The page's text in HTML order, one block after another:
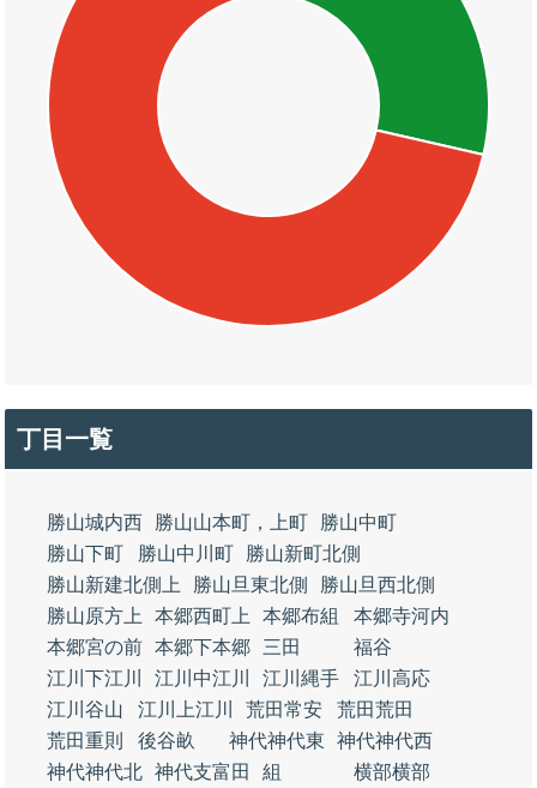
丁目一覧
勝山城内西 勝山山本町，上町
勝山中町
勝山下町
勝山中川町
勝山新町北側
勝山新建北側上
勝山旦東北側
勝山旦西北側
勝山原方上
本郷西町上 本郷布組
本郷寺河内
本郷宮の前 本郷下本郷 三田
福谷
江川下江川
江川中江川 江川縄手
江川高応
江川谷山
江川上江川 荒田常安
荒田荒田
荒田重則
後谷畝 神代神代東
神代神代西
神代神代北 神代支富田 組 横部横部